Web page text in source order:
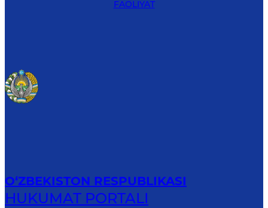
FAOLIYAT
O‘ZBEKISTON RESPUBLIKASI
HUKUMAT PORTALI